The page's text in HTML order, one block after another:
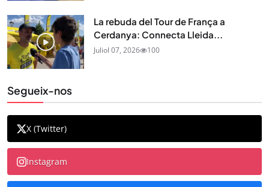
La rebuda del Tour de França a
Cerdanya: Connecta Lleida...
Juliol 07, 2026 100
Segueix-nos
X (Twitter)
Instagram